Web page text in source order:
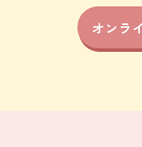
オンラ